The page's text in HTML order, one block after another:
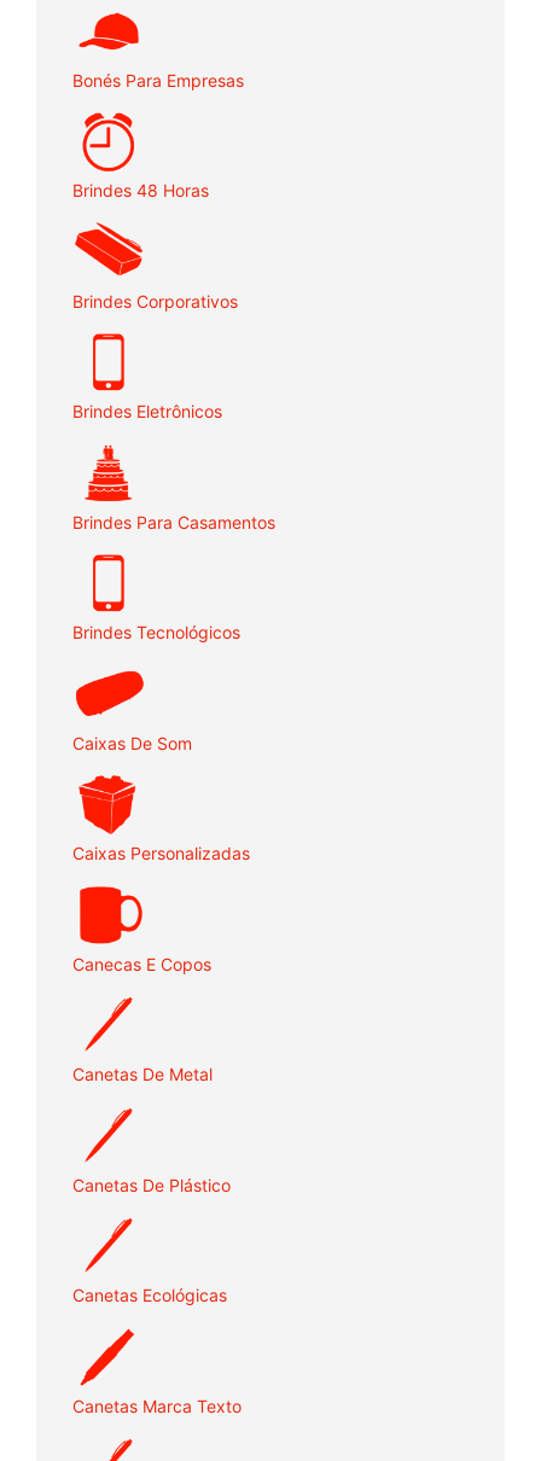
Bonés Para Empresas
Brindes 48 Horas
Brindes Corporativos
Brindes Eletrônicos
Brindes Para Casamentos
Brindes Tecnológicos
Caixas De Som
Caixas Personalizadas
Canecas E Copos
Canetas De Metal
Canetas De Plástico
Canetas Ecológicas
Canetas Marca Texto